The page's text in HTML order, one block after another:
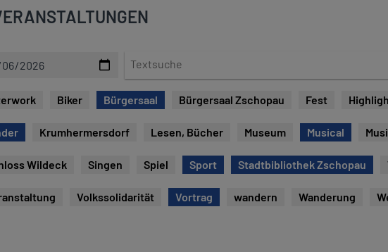
x
t
u
Biker Bürgersaal Bürgersaal Zschopau Fest
Krumhermersdorf Lesen, Bücher Museum Musical
Wildeck Singen Spiel Sport Stadtbibliothek Zschopau
Volkssolidarität Vortrag wandern Wanderung